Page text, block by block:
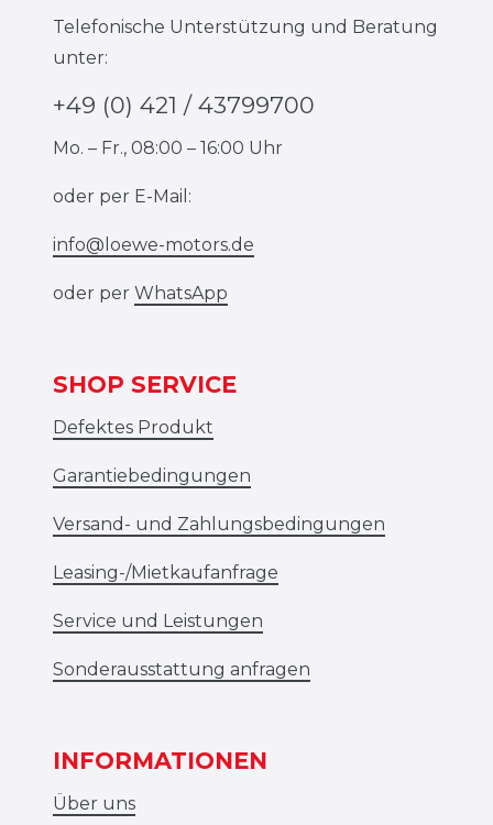
Telefonische Unterstützung und Beratung
unter:
+49 (0) 421 / 43799700
Mo. – Fr., 08:00 – 16:00 Uhr
oder per E-Mail:
info@loewe-motors.de
oder per WhatsApp
SHOP SERVICE
Defektes Produkt
Garantiebedingungen
Versand- und Zahlungsbedingungen
Leasing-/Mietkaufanfrage
Service und Leistungen
Sonderausstattung anfragen
INFORMATIONEN
Über uns